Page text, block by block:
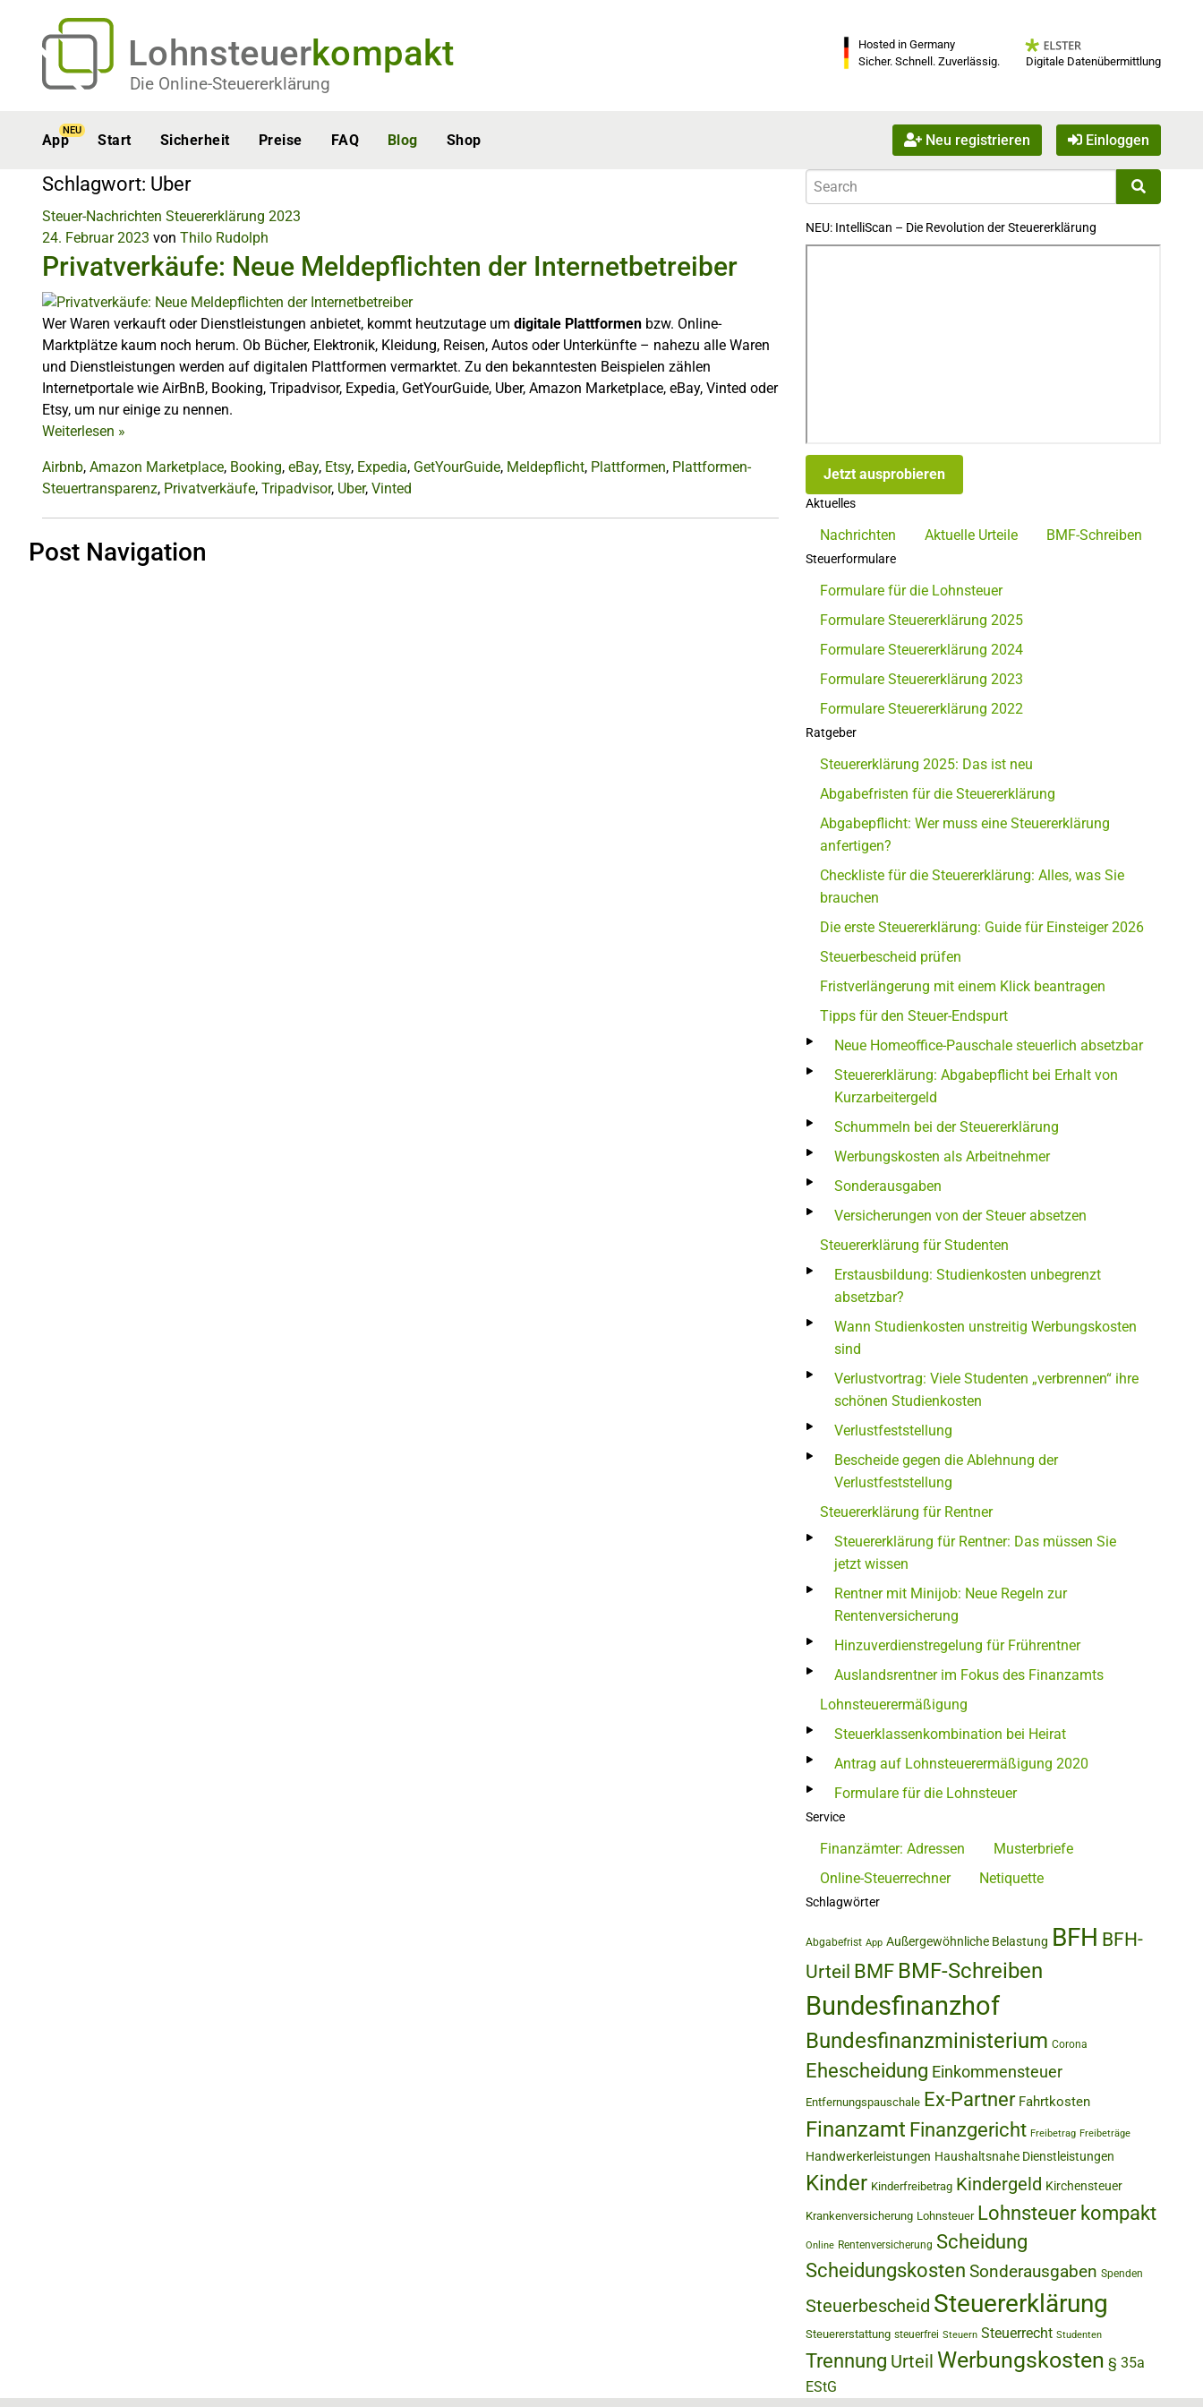
Lohnsteuerkompakt
Die Online-Steuererklärung
Hosted in Germany
Sicher. Schnell. Zuverlässig.
Digitale Datenübermittlung
App
NEU
Start Sicherheit Preise FAQ Blog Shop Neu registrieren Einloggen
Schlagwort: Uber
Steuer-Nachrichten Steuererklärung 2023
24. Februar 2023 von Thilo Rudolph
Privatverkäufe: Neue Meldepflichten der Internetbetreiber
Wer Waren verkauft oder Dienstleistungen anbietet, kommt heutzutage um digitale Plattformen bzw. Online-
Marktplätze kaum noch herum. Ob Bücher, Elektronik, Kleidung, Reisen, Autos oder Unterkünfte – nahezu alle Waren
und Dienstleistungen werden auf digitalen Plattformen vermarktet. Zu den bekanntesten Beispielen zählen
Internetportale wie AirBnB, Booking, Tripadvisor, Expedia, GetYourGuide, Uber, Amazon Marketplace, eBay, Vinted oder
Etsy, um nur einige zu nennen.
Weiterlesen »
Airbnb, Amazon Marketplace, Booking, eBay, Etsy, Expedia, GetYourGuide, Meldepflicht, Plattformen, Plattformen-
Steuertransparenz, Privatverkäufe, Tripadvisor, Uber, Vinted
Post Navigation
NEU: IntelliScan – Die Revolution der Steuererklärung
Jetzt ausprobieren
Aktuelles
Nachrichten Aktuelle Urteile BMF-Schreiben
Steuerformulare
Formulare für die Lohnsteuer
Formulare Steuererklärung 2025
Formulare Steuererklärung 2024
Formulare Steuererklärung 2023
Formulare Steuererklärung 2022
Ratgeber
Steuererklärung 2025: Das ist neu
Abgabefristen für die Steuererklärung
Abgabepflicht: Wer muss eine Steuererklärung
anfertigen?
Checkliste für die Steuererklärung: Alles, was Sie
brauchen
Die erste Steuererklärung: Guide für Einsteiger 2026
Steuerbescheid prüfen
Fristverlängerung mit einem Klick beantragen
Tipps für den Steuer-Endspurt
Neue Homeoffice-Pauschale steuerlich absetzbar
Steuererklärung: Abgabepflicht bei Erhalt von
Kurzarbeitergeld
Schummeln bei der Steuererklärung
Werbungskosten als Arbeitnehmer
Sonderausgaben
Versicherungen von der Steuer absetzen
Steuererklärung für Studenten
Erstausbildung: Studienkosten unbegrenzt
absetzbar?
Wann Studienkosten unstreitig Werbungskosten
sind
Verlustvortrag: Viele Studenten „verbrennen“ ihre
schönen Studienkosten
Verlustfeststellung
Bescheide gegen die Ablehnung der
Verlustfeststellung
Steuererklärung für Rentner
Steuererklärung für Rentner: Das müssen Sie
jetzt wissen
Rentner mit Minijob: Neue Regeln zur
Rentenversicherung
Hinzuverdienstregelung für Frührentner
Auslandsrentner im Fokus des Finanzamts
Lohnsteuerermäßigung
Steuerklassenkombination bei Heirat
Antrag auf Lohnsteuerermäßigung 2020
Formulare für die Lohnsteuer
Service
Finanzämter: Adressen
Musterbriefe
Online-Steuerrechner
Netiquette
Schlagwörter
Abgabefrist App Außergewöhnliche Belastung BFH BFH-
Urteil BMF BMF-Schreiben
Bundesfinanzhof
Bundesfinanzministerium Corona
Ehescheidung Einkommensteuer
Entfernungspauschale Ex-Partner Fahrtkosten
Finanzamt Finanzgericht Freibetrag Freibeträge
Handwerkerleistungen Haushaltsnahe Dienstleistungen
Kinder Kinderfreibetrag Kindergeld Kirchensteuer
Krankenversicherung Lohnsteuer Lohnsteuer kompakt
Online Rentenversicherung Scheidung
Scheidungskosten Sonderausgaben Spenden
Steuerbescheid Steuererklärung
Steuererstattung steuerfrei Steuern Steuerrecht Studenten
Trennung Urteil Werbungskosten § 35a
EStG